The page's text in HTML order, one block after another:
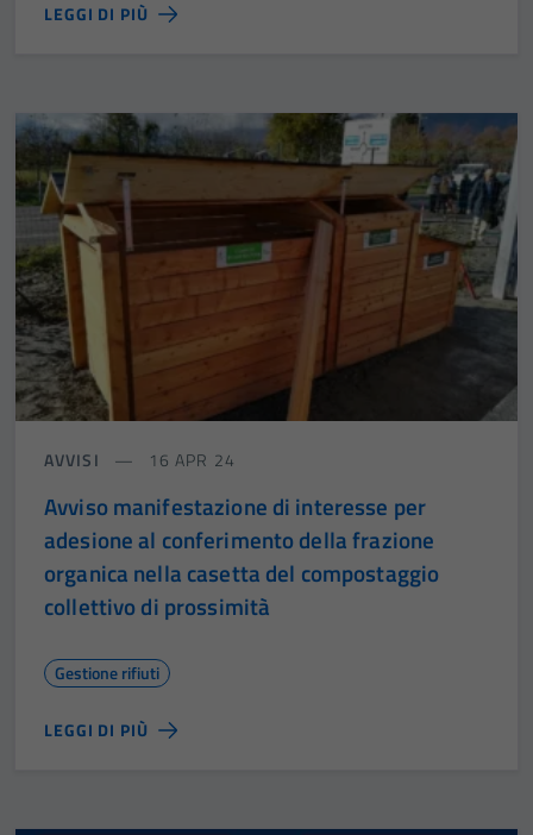
LEGGI DI PIÙ
AVVISI 16 APR 24
Avviso manifestazione di interesse per
adesione al conferimento della frazione
organica nella casetta del compostaggio
collettivo di prossimità
Gestione rifiuti
LEGGI DI PIÙ